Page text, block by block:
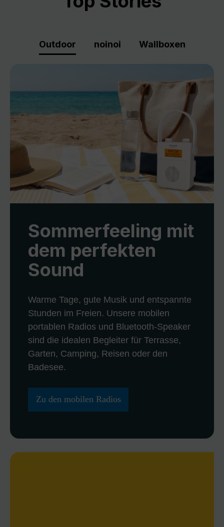
Outdoor noinoi Wallboxen
Sommerfeeling mit
dem perfekten
Sound
Warme Tage, gute Musik und entspannte
Stunden im Freien. Unsere mobilen
portablen Radios und Bluetooth-Speaker
sind die idealen Begleiter für Terrasse,
Garten, Camping, Reisen oder den
Badesee.
Zu den mobilen Radios